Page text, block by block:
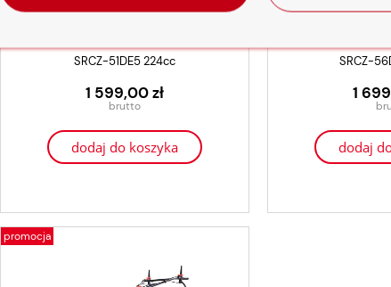
Agregat Prądotwórczy Trójfazowy
8 856,00 zł
SRCZ-51DE5 224cc
1 599,00 zł
dodaj do koszyka
SRCZ-
1
dodaj
promocja